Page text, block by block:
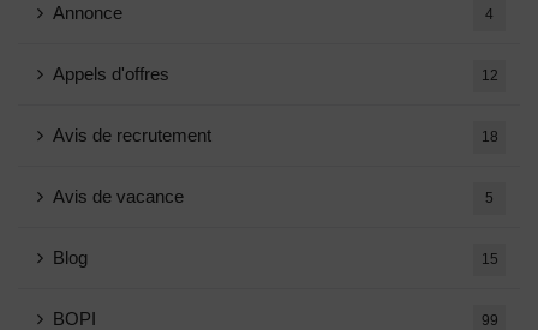
Annonce 4
Appels d'offres 12
Avis de recrutement 18
Avis de vacance 5
Blog 15
BOPI 99